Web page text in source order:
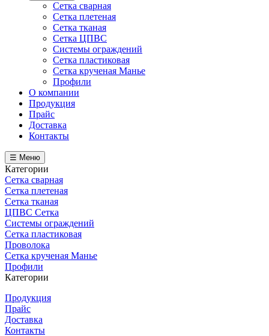
Сетка сварная
Сетка плетеная
Сетка тканая
Сетка ЦПВС
Системы ограждений
Сетка пластиковая
Сетка крученая Манье
Профили
О компании
Продукция
Прайс
Доставка
Контакты
☰ Меню
Категории
Сетка сварная
Сетка плетеная
Сетка тканая
ЦПВС Сетка
Системы ограждений
Сетка пластиковая
Проволока
Сетка крученая Манье
Профили
Категории
Продукция
Прайс
Доставка
Контакты